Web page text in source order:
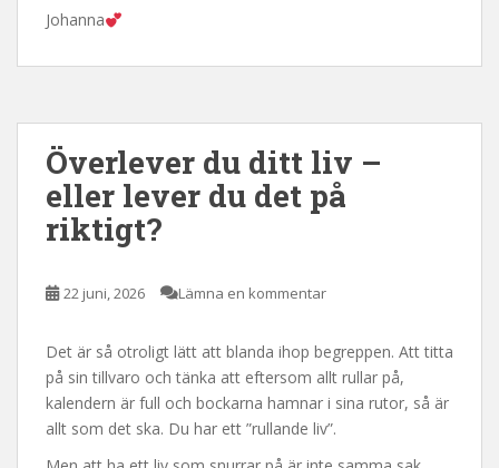
Johanna
Överlever du ditt liv –
eller lever du det på
riktigt?
22 juni, 2026 Lämna en kommentar
Det är så otroligt lätt att blanda ihop begreppen. Att titta
på sin tillvaro och tänka att eftersom allt rullar på,
kalendern är full och bockarna hamnar i sina rutor, så är
allt som det ska. Du har ett ”rullande liv”.